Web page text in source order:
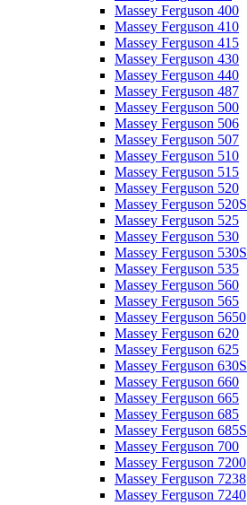
Massey Ferguson 400
Massey Ferguson 410
Massey Ferguson 415
Massey Ferguson 430
Massey Ferguson 440
Massey Ferguson 487
Massey Ferguson 500
Massey Ferguson 506
Massey Ferguson 507
Massey Ferguson 510
Massey Ferguson 515
Massey Ferguson 520
Massey Ferguson 520S
Massey Ferguson 525
Massey Ferguson 530
Massey Ferguson 530S
Massey Ferguson 535
Massey Ferguson 560
Massey Ferguson 565
Massey Ferguson 5650
Massey Ferguson 620
Massey Ferguson 625
Massey Ferguson 630S
Massey Ferguson 660
Massey Ferguson 665
Massey Ferguson 685
Massey Ferguson 685S
Massey Ferguson 700
Massey Ferguson 7200
Massey Ferguson 7238
Massey Ferguson 7240